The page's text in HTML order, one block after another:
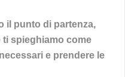
il punto di partenza,
spieghiamo come
e prendere le